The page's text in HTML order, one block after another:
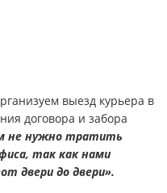
выезд курьера в
договора и забора
не нужно тратить
так как нами
двери до двери».